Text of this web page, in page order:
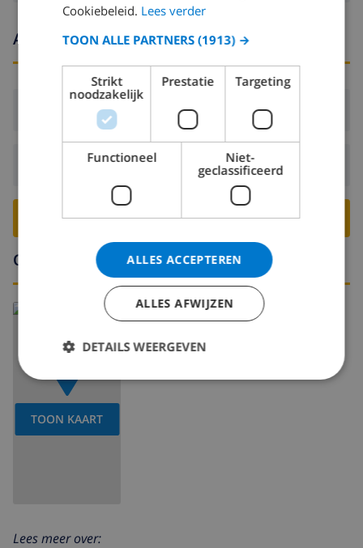
Aankomst- en vertrektijden
Aankomst: Vanaf 16:00 voor 21:00
Vertrek: Voor: 10:00
BOEK DEZE VILLA ›
Omgeving
TOON KAART
Lees meer over:
Cookiebeleid. Lees verder
TOON ALLE PARTNERS(1913) →
Strikt
noodzakelijk
Prestatie Targeting
Functioneel
Niet-
geclassificeerd
ALLES ACCEPTEREN
ALLES AFWIJZEN
DETAILS WEERGEVEN